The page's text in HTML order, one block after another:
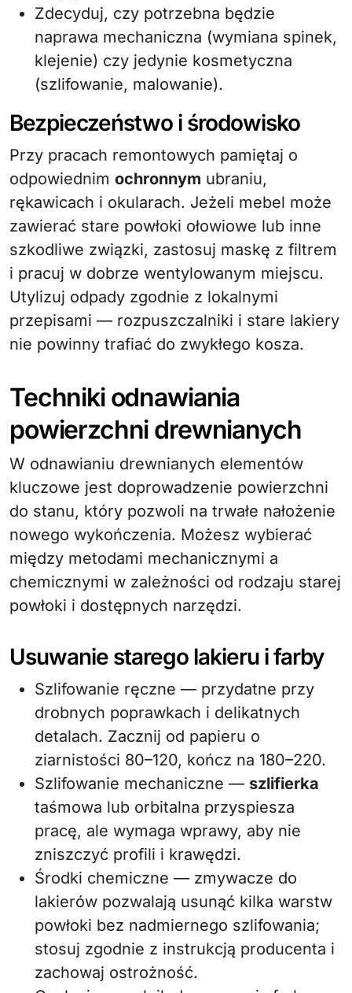
Zdecyduj, czy potrzebna będzie
naprawa mechaniczna (wymiana spinek,
klejenie) czy jedynie kosmetyczna
(szlifowanie, malowanie).
Bezpieczeństwo i środowisko
Przy pracach remontowych pamiętaj o
odpowiednim ochronnym ubraniu,
rękawicach i okularach. Jeżeli mebel może
zawierać stare powłoki ołowiowe lub inne
szkodliwe związki, zastosuj maskę z filtrem
i pracuj w dobrze wentylowanym miejscu.
Utylizuj odpady zgodnie z lokalnymi
przepisami — rozpuszczalniki i stare lakiery
nie powinny trafiać do zwykłego kosza.
Techniki odnawiania
powierzchni drewnianych
W odnawianiu drewnianych elementów
kluczowe jest doprowadzenie powierzchni
do stanu, który pozwoli na trwałe nałożenie
nowego wykończenia. Możesz wybierać
między metodami mechanicznymi a
chemicznymi w zależności od rodzaju starej
powłoki i dostępnych narzędzi.
Usuwanie starego lakieru i farby
Szlifowanie ręczne — przydatne przy
drobnych poprawkach i delikatnych
detalach. Zacznij od papieru o
ziarnistości 80–120, kończ na 180–220.
Szlifowanie mechaniczne — szlifierka
taśmowa lub orbitalna przyspiesza
pracę, ale wymaga wprawy, aby nie
zniszczyć profili i krawędzi.
Środki chemiczne — zmywacze do
lakierów pozwalają usunąć kilka warstw
powłoki bez nadmiernego szlifowania;
stosuj zgodnie z instrukcją producenta i
zachowaj ostrożność.